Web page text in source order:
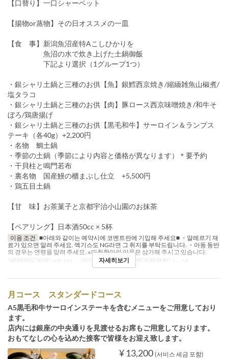
【口替り】一口シャーベット
【揚物or蒸物】その日オススメの一皿
【食 事】新潟魚沼産特Aこしひかりを
魚沼の水で炊き上げた土鍋御飯
下記より選択（1グループ1つ）
・銀シャリ土鍋と三種のお供【魚】銀鱈西京焼き/縮緬雑魚山椒煮/
塩タラコ
・銀シャリ土鍋と三種のお供【肉】豚ロース西京味噌焼き/和牛そ
ぼろ/鶏唐揚げ
・銀シャリ土鍋と三種のお供【黒毛和牛】サーロイン＆ランプス
テーキ（各40g）+2,200円
・名物 鯛土鍋
・季節の土鍋（季節により内容と価格が異なります）＊要予約
・干貝柱と鳴門若布
・裏名物 国産鰻の櫃まぶし仕立 +5,500円
・鶏五目土鍋
【甘 味】お茶菓子と京都宇治小山園のお抹茶
【ペアリング】日本酒50cc × 5杯
이용 조건 ■아래와 같이는 예약시에 코멘트란에 기입해 주세요■ ・알레르기 재
료가 있으면 알려 주세요. 엑기스도 NG라면 그 취지를 부탁드립니다. ・아동 동반
의 경우는 연령을 알려 주세요. ※미취학아의 이용은 삼가해 주시고 있습니다.
예약 가능 기간
3월 1일 ~ 식사 점심, 저녁 주문 수량 제한 1 ~ 10
자세히보기
月コース スタンダードコース
A5黒毛和牛サーロインステーキを含むメニューをご用意しており
ます。
店内には銀座の中央通りを見渡せるお席もご用意しております。
おもてなしの心を込めた接客で皆様をお迎え致します。
¥ 13,200 (서비스 세금 포함)